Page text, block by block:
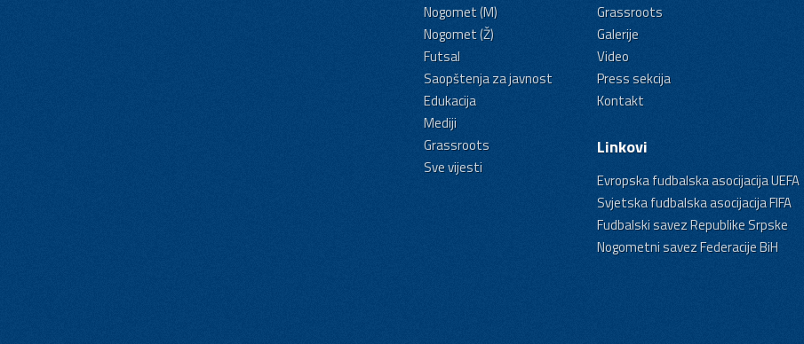
Nogomet (M)
Nogomet (Ž)
Futsal
Saopštenja za javnost
Edukacija
Mediji
Grassroots
Sve vijesti
Grassroots
Galerije
Video
Press sekcija
Kontakt
Linkovi
Evropska fudbalska asocijacija UEFA
Svjetska fudbalska asocijacija FIFA
Fudbalski savez Republike Srpske
Nogometni savez Federacije BiH